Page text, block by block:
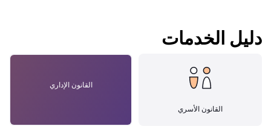
دليل الخدمات
القانون الأسري
القانون الإداري